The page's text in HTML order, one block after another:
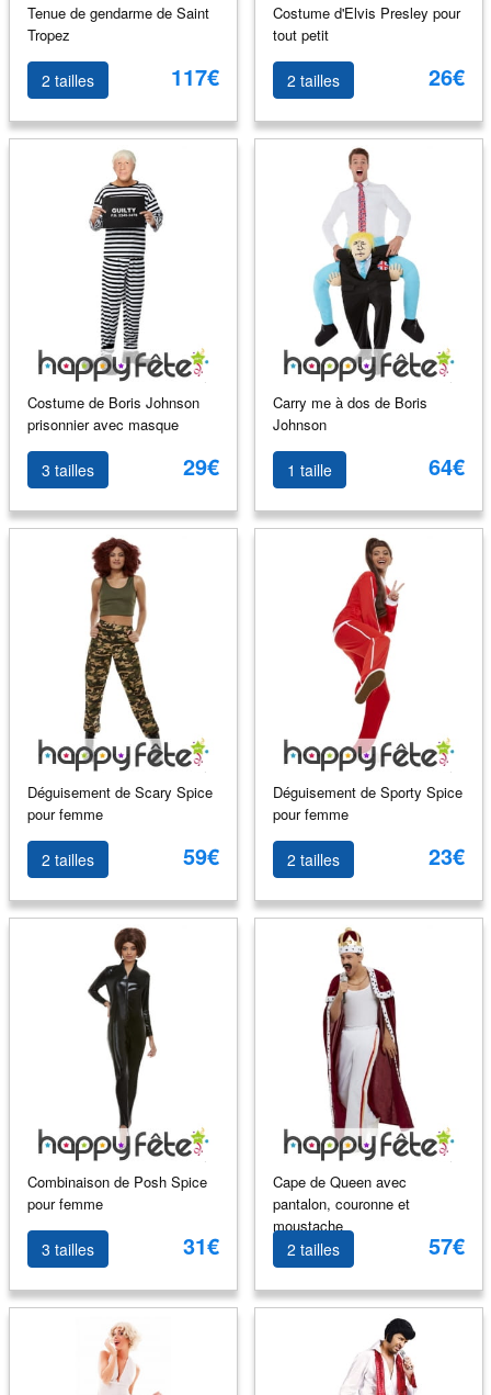
Tenue de gendarme de Saint
Tropez
2 tailles 117€
Costume d'Elvis Presley pour
tout petit
2 tailles 26€
Costume de Boris Johnson
prisonnier avec masque
3 tailles 29€
Carry me à dos de Boris
Johnson
1 taille 64€
Déguisement de Scary Spice
pour femme
2 tailles 59€
Déguisement de Sporty Spice
pour femme
2 tailles 23€
Combinaison de Posh Spice
pour femme
3 tailles 31€
Cape de Queen avec
pantalon, couronne et
moustache
2 tailles 57€